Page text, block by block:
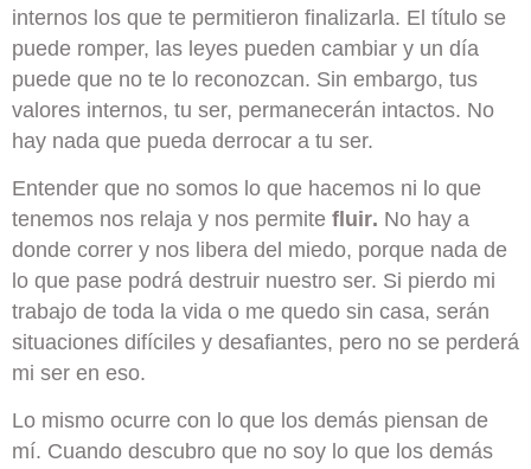
internos los que te permitieron finalizarla. El título se
puede romper, las leyes pueden cambiar y un día
puede que no te lo reconozcan. Sin embargo, tus
valores internos, tu ser, permanecerán intactos. No
hay nada que pueda derrocar a tu ser.
Entender que no somos lo que hacemos ni lo que
tenemos nos relaja y nos permite fluir. No hay a
donde correr y nos libera del miedo, porque nada de
lo que pase podrá destruir nuestro ser. Si pierdo mi
trabajo de toda la vida o me quedo sin casa, serán
situaciones difíciles y desafiantes, pero no se perderá
mi ser en eso.
Lo mismo ocurre con lo que los demás piensan de
mí. Cuando descubro que no soy lo que los demás